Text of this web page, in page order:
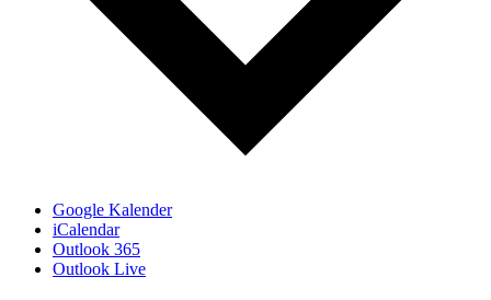
Google Kalender
iCalendar
Outlook 365
Outlook Live